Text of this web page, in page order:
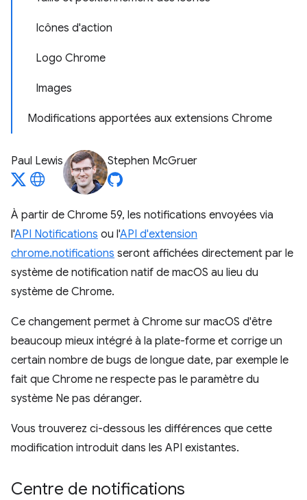
Icônes d'action
Logo Chrome
Images
Modifications apportées aux extensions Chrome
Paul Lewis Stephen McGruer
À partir de Chrome 59, les notifications envoyées via
l'API Notifications ou l'API d'extension
chrome.notifications seront affichées directement par le
système de notification natif de macOS au lieu du
système de Chrome.
Ce changement permet à Chrome sur macOS d'être
beaucoup mieux intégré à la plate-forme et corrige un
certain nombre de bugs de longue date, par exemple le
fait que Chrome ne respecte pas le paramètre du
système Ne pas déranger.
Vous trouverez ci-dessous les différences que cette
modification introduit dans les API existantes.
Centre de notifications